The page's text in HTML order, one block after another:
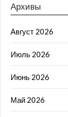
Архивы
Август 2026
Июль 2026
Июнь 2026
Май 2026